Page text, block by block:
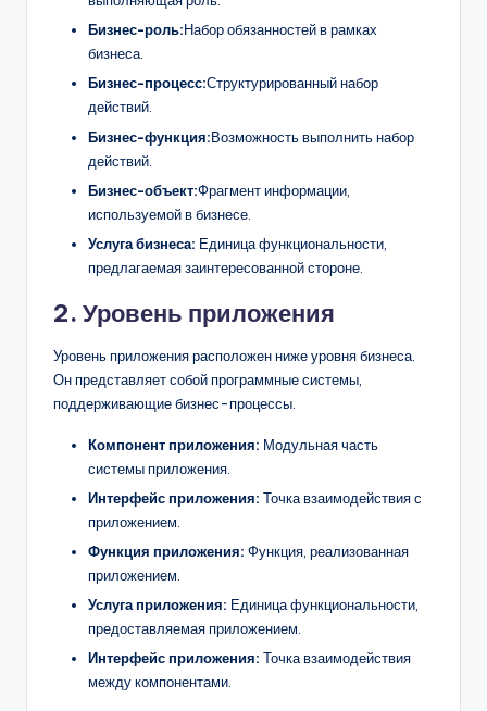
Бизнес-роль:Набор обязанностей в рамках
бизнеса.
Бизнес-процесс:Структурированный набор
действий.
Бизнес-функция:Возможность выполнить набор
действий.
Бизнес-объект:Фрагмент информации,
используемой в бизнесе.
Услуга бизнеса: Единица функциональности,
предлагаемая заинтересованной стороне.
2. Уровень приложения
Уровень приложения расположен ниже уровня бизнеса.
Он представляет собой программные системы,
поддерживающие бизнес-процессы.
Компонент приложения: Модульная часть
системы приложения.
Интерфейс приложения: Точка взаимодействия с
приложением.
Функция приложения: Функция, реализованная
приложением.
Услуга приложения: Единица функциональности,
предоставляемая приложением.
Интерфейс приложения: Точка взаимодействия
между компонентами.